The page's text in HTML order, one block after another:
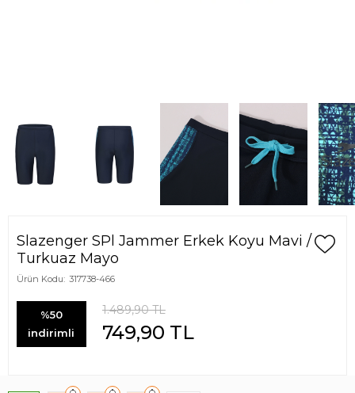
Slazenger SPl Jammer Erkek Koyu Mavi /
Turkuaz Mayo
Ürün Kodu: 317738-466
%50
indirimli
1.489,90TL
749,90 TL